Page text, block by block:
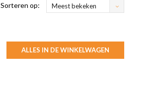
Sorteren op: Meest bekeken
ALLES IN DE WINKELWAGEN